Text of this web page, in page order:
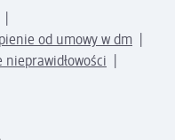
od umowy w dm
nieprawidłowości